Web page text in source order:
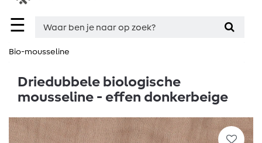
☰
Bio-mousseline
Driedubbele biologische
mousseline - effen donkerbeige